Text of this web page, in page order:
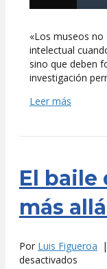
«Los museos
intelectual
sino que deben
investigación
Leer más
El baile
más
Por Luis Figueroa |
desactivados